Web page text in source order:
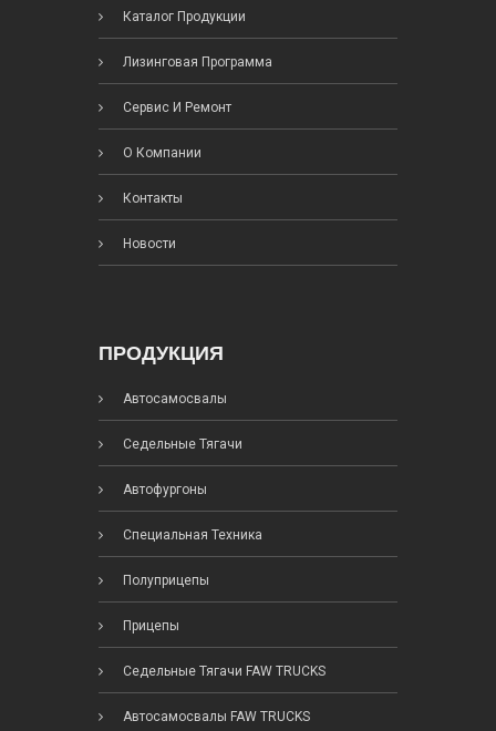
Каталог Продукции
Лизинговая Программа
Сервис И Ремонт
О Компании
Контакты
Новости
ПРОДУКЦИЯ
Автосамосвалы
Седельные Тягачи
Автофургоны
Специальная Техника
Полуприцепы
Прицепы
Седельные Тягачи FAW TRUCKS
Автосамосвалы FAW TRUCKS